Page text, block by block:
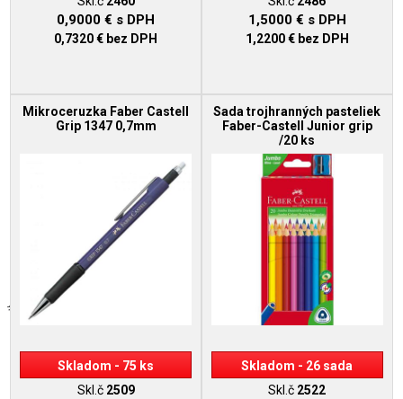
0,9000 € s DPH
0,7320 € bez DPH
1,5000 € s DPH
1,2200 € bez DPH
Mikroceruzka Faber Castell
Grip 1347 0,7mm
Skladom - 75 ks
Skl.č 2509
Sada trojhranných pasteliek
Faber-Castell Junior grip
/20 ks
Skladom - 26 sada
Skl.č 2522